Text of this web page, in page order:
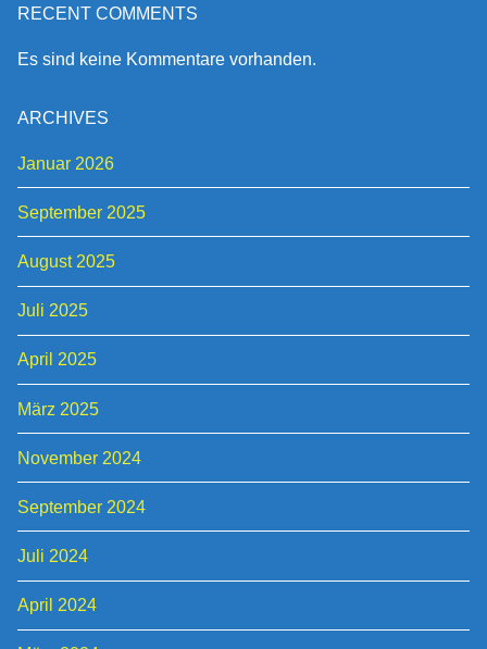
RECENT COMMENTS
Es sind keine Kommentare vorhanden.
ARCHIVES
Januar 2026
September 2025
August 2025
Juli 2025
April 2025
März 2025
November 2024
September 2024
Juli 2024
April 2024